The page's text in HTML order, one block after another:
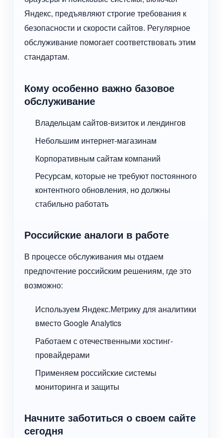
Яндекс, предъявляют строгие требования к
безопасности и скорости сайтов. Регулярное
обслуживание помогает соответствовать этим
стандартам.
Кому особенно важно базовое
обслуживание
Владельцам сайтов-визиток и лендингов
Небольшим интернет-магазинам
Корпоративным сайтам компаний
Ресурсам, которые не требуют постоянного
контентного обновления, но должны
стабильно работать
Российские аналоги в работе
В процессе обслуживания мы отдаем
предпочтение российским решениям, где это
возможно:
Используем Яндекс.Метрику для аналитики
вместо Google Analytics
Работаем с отечественными хостинг-
провайдерами
Применяем российские системы
мониторинга и защиты
Начните заботиться о своем сайте
сегодня